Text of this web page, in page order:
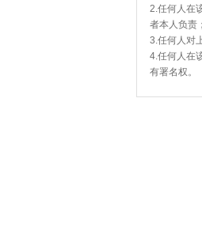
2.任何人在
者本人负责；
3.任何人对
4.任何人在
有署名权。